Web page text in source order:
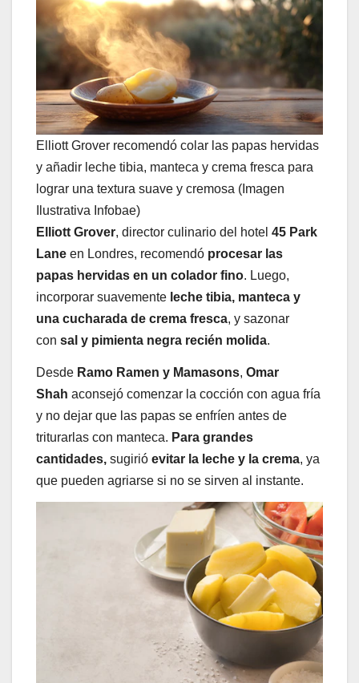
Elliott Grover recomendó colar las papas hervidas
y añadir leche tibia, manteca y crema fresca para
lograr una textura suave y cremosa (Imagen
Ilustrativa Infobae)
Elliott Grover, director culinario del hotel 45 Park
Lane en Londres, recomendó procesar las
papas hervidas en un colador fino. Luego,
incorporar suavemente leche tibia, manteca y
una cucharada de crema fresca, y sazonar
con sal y pimienta negra recién molida.
Desde Ramo Ramen y Mamasons, Omar
Shah aconsejó comenzar la cocción con agua fría
y no dejar que las papas se enfríen antes de
triturarlas con manteca. Para grandes
cantidades, sugirió evitar la leche y la crema, ya
que pueden agriarse si no se sirven al instante.